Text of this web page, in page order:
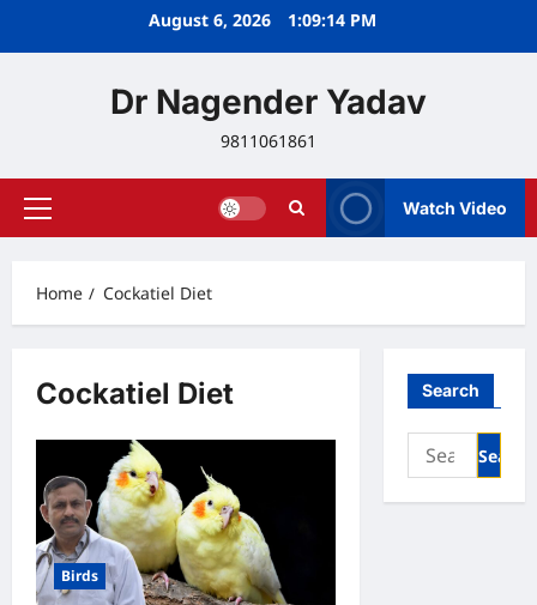
August 6, 2026 1:09:15 PM
Dr Nagender Yadav
9811061861
Primary
Watch Video
Home Cockatiel Diet
Cockatiel Diet
Birds
Search
Search
for: